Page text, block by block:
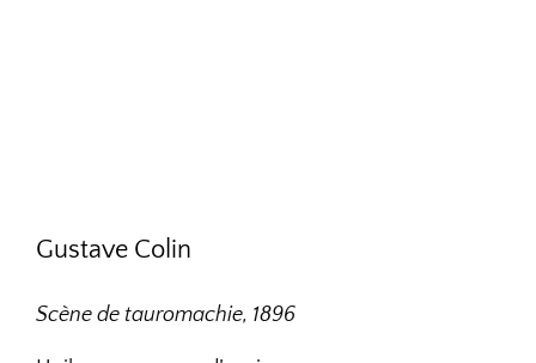
Gustave Colin
Scène de tauromachie, 1896